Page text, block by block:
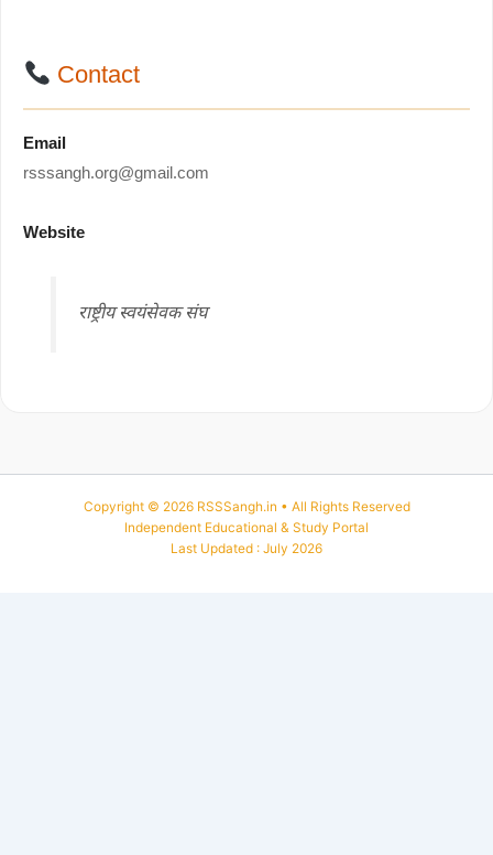
Contact
Email
rsssangh.org@gmail.com
Website
राष्ट्रीय स्वयंसेवक संघ
Copyright © 2026 RSSSangh.in • All Rights Reserved
Independent Educational & Study Portal
Last Updated : July 2026